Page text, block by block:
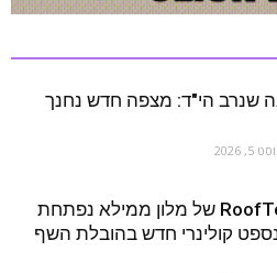
שנרב הי"ד: מצפה חדש נחנך
5, 2026
מסעדת ה-RoofTop של מלון ממילא נפתחת
קולינרי חדש בהובלת השף